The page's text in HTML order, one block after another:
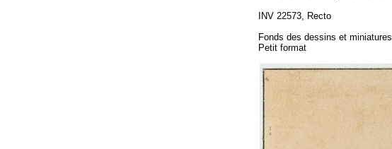
INV 22573, Recto
Fonds des dessins et miniatures
Petit format